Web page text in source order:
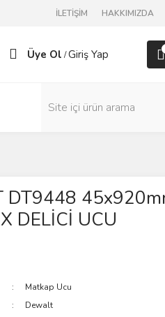
İLETİŞİM HAKKIMIZDA
Üye Ol /Giriş Yap
DT9448
DELİCİ UCU
Matkap Ucu
Dewalt